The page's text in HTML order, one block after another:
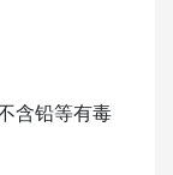
含铅等有毒